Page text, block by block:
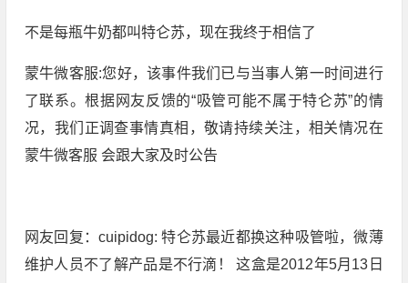
不是每瓶牛奶都叫特仑苏，现在我终于相信了
蒙牛微客服:您好，该事件我们已与当事人第一时间进行
了联系。根据网友反馈的“吸管可能不属于特仑苏”的情
况，我们正调查事情真相，敬请持续关注，相关情况在
蒙牛微客服 会跟大家及时公告
网友回复：cuipidog: 特仑苏最近都换这种吸管啦，微薄
维护人员不了解产品是不行滴！ 这盒是2012年5月13日